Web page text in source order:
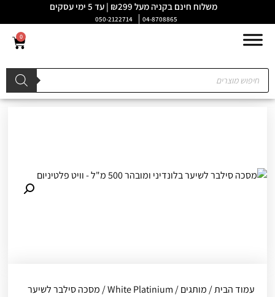
משלוח חינם בקניה מעל ₪299 | עד 5 ימי עסקים
04-8708865
050-2122714
0
עמוד הבית/מותגים/
White Platinium/ מסכה סילבר לשיער